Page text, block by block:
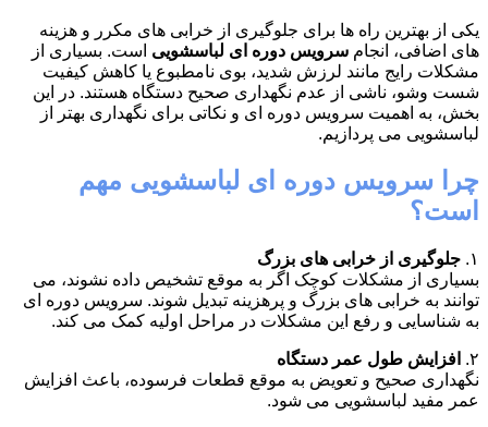
یکی از بهترین راه ها برای جلوگیری از خرابی های مکرر و هزینه
های اضافی، انجام سرویس دوره ای لباسشویی است. بسیاری از
مشکلات رایج مانند لرزش شدید، بوی نامطبوع یا کاهش کیفیت
شست وشو، ناشی از عدم نگهداری صحیح دستگاه هستند. در این
بخش، به اهمیت سرویس دوره ای و نکاتی برای نگهداری بهتر از
لباسشویی می پردازیم.
چرا سرویس دوره ای لباسشویی مهم
است؟
۱. جلوگیری از خرابی های بزرگ
بسیاری از مشکلات کوچک اگر به موقع تشخیص داده نشوند، می
توانند به خرابی های بزرگ و پرهزینه تبدیل شوند. سرویس دوره ای
به شناسایی و رفع این مشکلات در مراحل اولیه کمک می کند.
۲.
افزایش طول عمر دستگاه
نگهداری صحیح و تعویض به موقع قطعات فرسوده، باعث افزایش
عمر مفید لباسشویی می شود.